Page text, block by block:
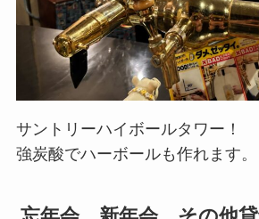
サントリーハイボールタワー！
強炭酸でハーボールも作れます。